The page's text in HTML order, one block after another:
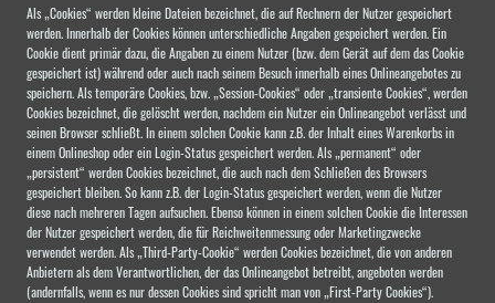
Als „Cookies“ werden kleine Dateien bezeichnet, die auf Rechnern der Nutzer gespeichert
werden. Innerhalb der Cookies können unterschiedliche Angaben gespeichert werden. Ein
Cookie dient primär dazu, die Angaben zu einem Nutzer (bzw. dem Gerät auf dem das Cookie
gespeichert ist) während oder auch nach seinem Besuch innerhalb eines Onlineangebotes zu
speichern. Als temporäre Cookies, bzw. „Session-Cookies“ oder „transiente Cookies“, werden
Cookies bezeichnet, die gelöscht werden, nachdem ein Nutzer ein Onlineangebot verlässt und
seinen Browser schließt. In einem solchen Cookie kann z.B. der Inhalt eines Warenkorbs in
einem Onlineshop oder ein Login-Status gespeichert werden. Als „permanent“ oder
„persistent“ werden Cookies bezeichnet, die auch nach dem Schließen des Browsers
gespeichert bleiben. So kann z.B. der Login-Status gespeichert werden, wenn die Nutzer
diese nach mehreren Tagen aufsuchen. Ebenso können in einem solchen Cookie die Interessen
der Nutzer gespeichert werden, die für Reichweitenmessung oder Marketingzwecke
verwendet werden. Als „Third-Party-Cookie“ werden Cookies bezeichnet, die von anderen
Anbietern als dem Verantwortlichen, der das Onlineangebot betreibt, angeboten werden
(andernfalls, wenn es nur dessen Cookies sind spricht man von „First-Party Cookies“).